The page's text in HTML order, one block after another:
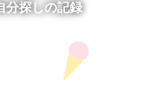
分探しの記録